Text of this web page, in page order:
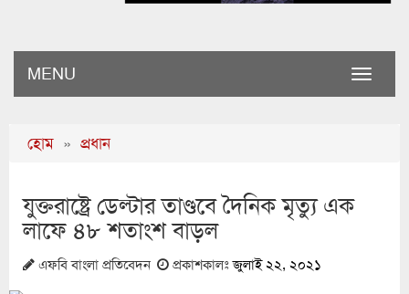
Toggle
MENU
হোম » প্রধান
যুক্তরাষ্ট্রে ডেল্টার তাণ্ডবে দৈনিক মৃত্যু এক
লাফে ৪৮ শতাংশ বাড়ল
এফবি বাংলা প্রতিবেদন প্রকাশকালঃজুলাই ২২, ২০২১